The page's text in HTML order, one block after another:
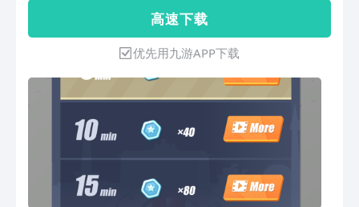
导弹，确保生存尽可能多的，并赢得更高
的分数!2.这是一款非常有趣的休闲敏捷
手游。3.游戏玩法非常简单，玩家将控制
一架飞机，在各种场景中躲避不断追击的
导弹。
高 速 下 载
优先用九游APP下载